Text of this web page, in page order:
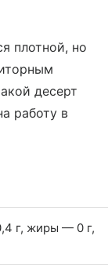
плотной, но
десерт
работу в
г, жиры — 0 г,